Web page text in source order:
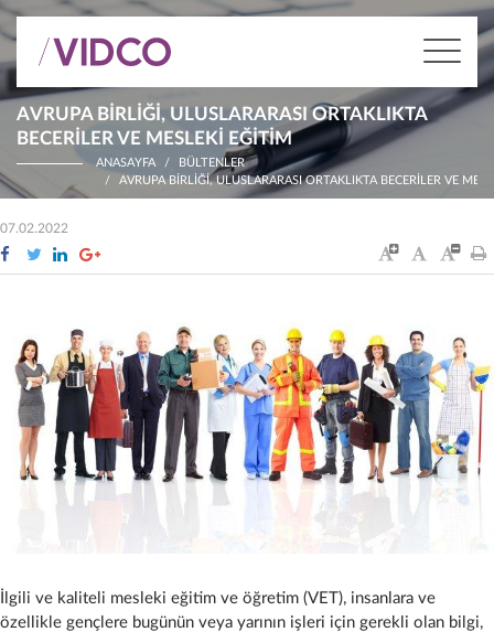
AVRUPA BIRLIĞI, ULUSLARARASI ORTAKLIKTA
BECERILER VE MESLEKI EĞITIM
ANASAYFA
BÜLTENLER
AVRUPA BIRLIĞI, ULUSLARARASI ORTAKLIKTA BECERILER VE
07.02.2022
İlgili ve kaliteli mesleki eğitim ve öğretim (VET), insanlara ve
özellikle gençlere bugünün veya yarının işleri için gerekli olan bilgi,